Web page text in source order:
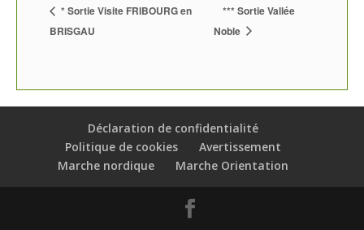
* Sortie Visite FRIBOURG en
BRISGAU
*** Sortie Vallée
Noble
Déclaration de confidentialité
Politique de cookies
Avertissement
Marche nordique
Marche Orientation